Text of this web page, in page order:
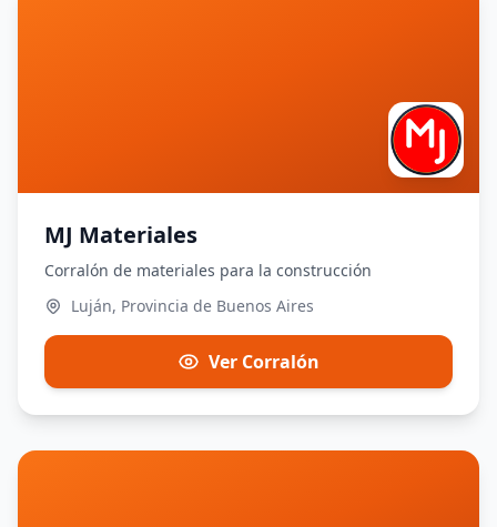
MJ Materiales
Corralón de materiales para la construcción
Luján, Provincia de Buenos Aires
Ver Corralón